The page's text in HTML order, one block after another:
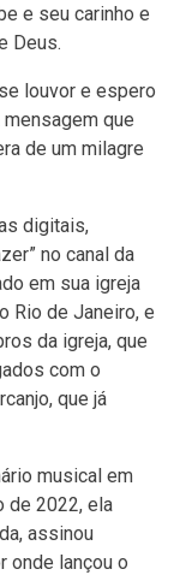
e seu carinho e
Deus.
louvor e espero
mensagem que
de um milagre
digitais,
no canal da
em sua igreja
Rio de Janeiro, e
da igreja, que
com o
que já
musical em
de 2022, ela
assinou
onde lançou o